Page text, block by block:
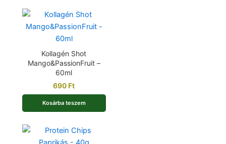
Kollagén Shot
Mango&PassionFruit –
60ml
690 Ft
Kosárba teszem